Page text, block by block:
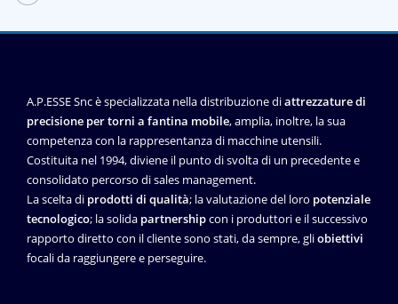
A.P.ESSE Snc è specializzata nella distribuzione diattrezzature di
precisione per torni a fantina mobile, amplia, inoltre, la sua
competenza con la rappresentanza di macchine utensili.
Costituita nel 1994, diviene il punto di svolta di un precedente e
consolidato percorso di sales management.
La scelta di prodotti di qualità; la valutazione del loro potenziale
tecnologico; la solida partnershipcon i produttori e il successivo
rapporto diretto con il cliente sono stati, da sempre, gliobiettivi
focali da raggiungere e perseguire.